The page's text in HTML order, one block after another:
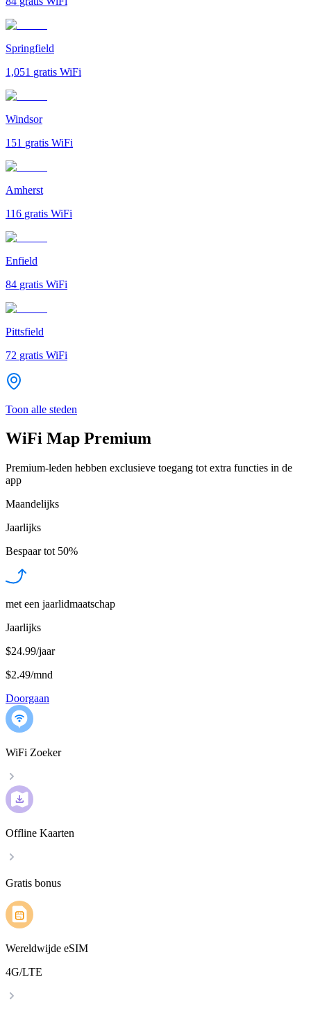
Springfield
1,051 gratis WiFi
Windsor
151 gratis WiFi
Amherst
116 gratis WiFi
Enfield
84 gratis WiFi
Pittsfield
72 gratis WiFi
Toon alle steden
WiFi Map Premium
Premium-leden hebben exclusieve toegang tot extra functies in de
app
Maandelijks
Jaarlijks
Bespaar tot 50%
met een jaarlidmaatschap
Jaarlijks
$24.99/jaar
$2.49/mnd
Doorgaan
WiFi Zoeker
Offline Kaarten
Gratis bonus
Wereldwijde eSIM
4G/LTE